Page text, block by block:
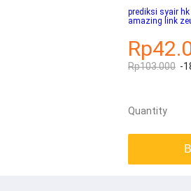
prediksi syair hk
amazing link
Rp103.000 -
Quantity